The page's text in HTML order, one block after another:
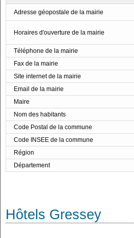
Adresse géopostale de la mairie
Horaires d'ouverture de la mairie
Téléphone de la mairie
Fax de la mairie
Site internet de la mairie
Email de la mairie
Maire
Nom des habitants
Code Postal de la commune
Code INSEE de la commune
Région
Département
Hôtels Gressey